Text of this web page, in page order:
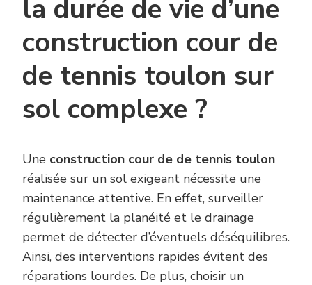
la durée de vie d’une
construction cour de
de tennis toulon sur
sol complexe ?
Une construction cour de de tennis toulon
réalisée sur un sol exigeant nécessite une
maintenance attentive. En effet, surveiller
régulièrement la planéité et le drainage
permet de détecter d’éventuels déséquilibres.
Ainsi, des interventions rapides évitent des
réparations lourdes. De plus, choisir un